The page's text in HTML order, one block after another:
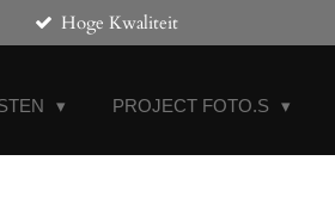
Hoge Kwaliteit
PROJECT FOTO.S